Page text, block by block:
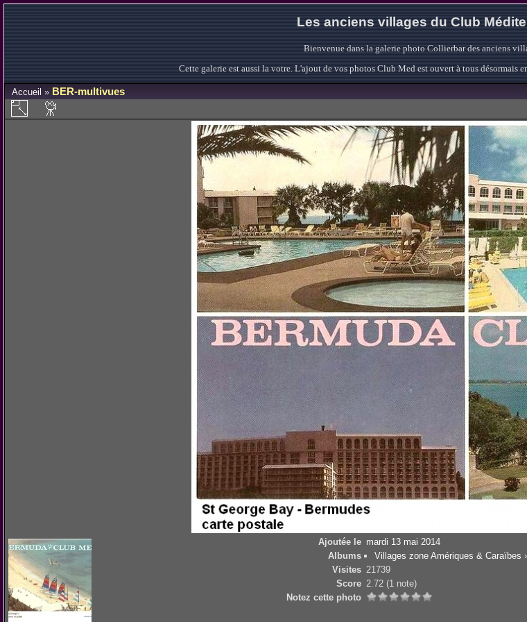
Les anciens villages du Club
Bienvenue dans la galerie photo Collierbar des anciens
Cette galerie est aussi la votre. L'ajout de vos photos Club Med est ouvert à tous désormais
Accueil » BER-multivues
Ajoutée le mardi 13 mai 2014
Albums
Villages zone Amériques & Caraïbes
Visites 21739
Score 2.72 (1 note)
Notez cette photo